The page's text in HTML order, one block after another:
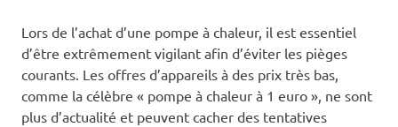
Lors de l’achat d’une pompe à chaleur, il est essentiel
d’être extrêmement vigilant afin d’éviter les pièges
courants. Les offres d’appareils à des prix très bas,
comme la célèbre « pompe à chaleur à 1 euro », ne sont
plus d’actualité et peuvent cacher des tentatives